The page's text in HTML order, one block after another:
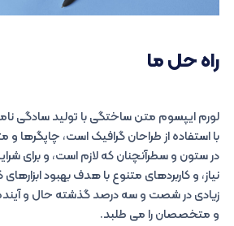
راه حل ما
لورم ایپسوم متن ساختگی با تولید سادگی
با استفاده از طراحان گرافیک است، چاپگرها و
در ستون و سطرآنچنان که لازم است، و برای
نیاز، و کاربردهای متنوع با هدف بهبود
زیادی در شصت و سه درصد گذشته حال و
و متخصصان را می طلبد.